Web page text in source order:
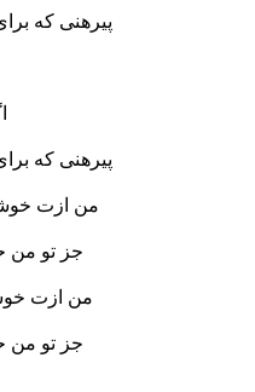
پیرهنی که
پیرهنی که
من ازت
جز تو من
من ازت
جز تو من